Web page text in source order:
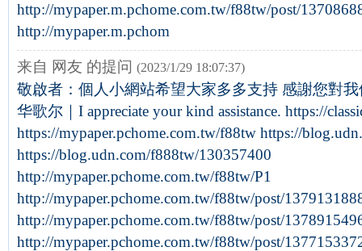
http://mypaper.m.pchome.com.tw/f88tw/post/
http://mypaper.m.pchom
来自 网友 的提问 (2023/1/29 18:07:37)
敬啟者：個人小網站希望大家多多支持 感謝您對
华歌尔｜I appreciate your kind assistance. https://
https://mypaper.pchome.com.tw/f88tw https://
https://blog.udn.com/f888tw/130357400
http://mypaper.pchome.com.tw/f88tw/P1
http://mypaper.pchome.com.tw/f88tw/post/
http://mypaper.pchome.com.tw/f88tw/post/
http://mypaper.pchome.com.tw/f88tw/post/